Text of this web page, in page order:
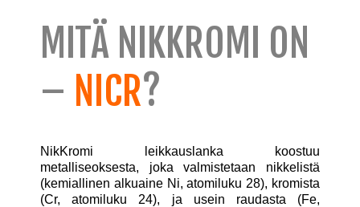
MITÄ NIKKROMI ON
– NICR?
NikKromi leikkauslanka koostuu
metalliseoksesta, joka valmistetaan nikkelistä
(kemiallinen alkuaine Ni, atomiluku 28), kromista
(Cr, atomiluku 24), ja usein raudasta (Fe,